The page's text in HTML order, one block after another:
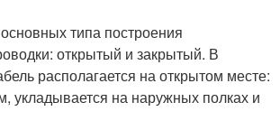
типа построения
открытый и закрытый. В
располагается на открытом месте:
укладывается на наружных полках и